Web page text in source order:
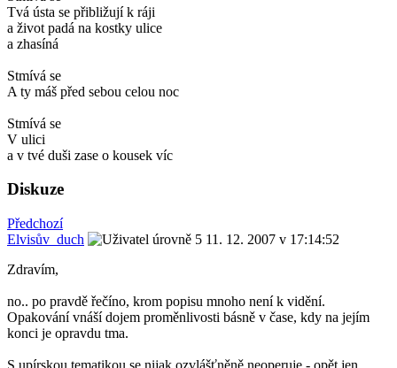
Tvá ústa se přibližují k ráji
a život padá na kostky ulice
a zhasíná
Stmívá se
A ty máš před sebou celou noc
Stmívá se
V ulici
a v tvé duši zase o kousek víc
Diskuze
Předchozí
Elvisův_duch
11. 12. 2007 v 17:14:52
Zdravím,
no.. po pravdě řečíno, krom popisu mnoho není k vidění.
Opakování vnáší dojem proměnlivosti básně v čase, kdy na jejím
konci je opravdu tma.
S upírskou tematikou se nijak ozvlášťněně neoperuje - opět jen